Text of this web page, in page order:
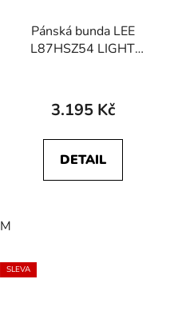
Pánská bunda LEE
L87HSZ54 LIGHT
3.195 Kč
DETAIL
M
SLEVA